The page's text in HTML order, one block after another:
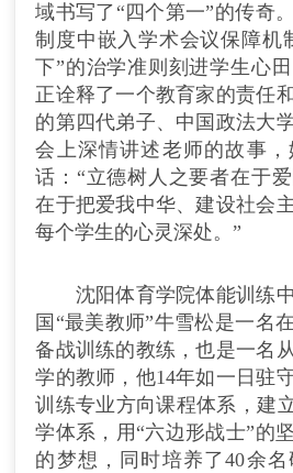
域书写了“四个第一”的传奇
制度中嵌入学术会议保障机
下”的治学准则刻进学生心
正诠释了一个教育家的责任
的第四代弟子、中国政法大
会上深情讲述老师的故事
话：“立德树人之要者在于
在于把爱我中华、建设社会
每个学生的心灵深处。”
沈阳体育学院体能训练中
国“最美教师”牛雪松是一名
备战训练的教练，也是一名
学的教师，他14年如一日驻
训练专业方向课程体系，建
学体系，用“六边形战士”的
的梦想，同时培养了40余